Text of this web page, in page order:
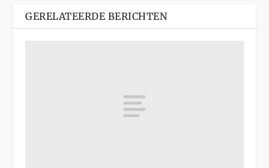
GERELATEERDE BERICHTEN